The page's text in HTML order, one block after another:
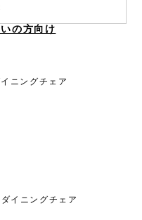
の方向け
ニングチェア
イニングチェア